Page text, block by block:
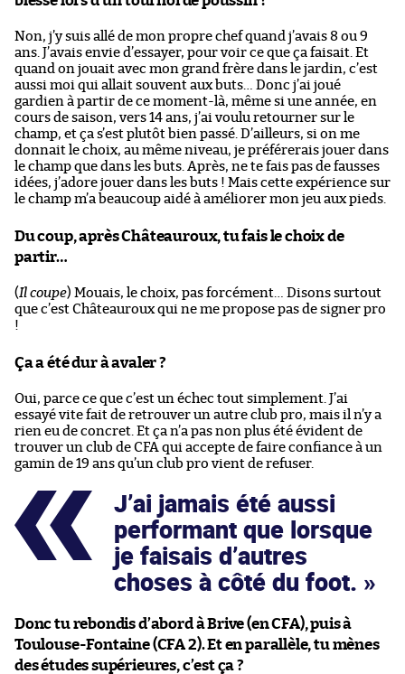
Non, j’y suis allé de mon propre chef quand j’avais 8 ou 9
ans. J’avais envie d’essayer, pour voir ce que ça faisait. Et
quand on jouait avec mon grand frère dans le jardin, c’est
aussi moi qui allait souvent aux buts… Donc j’ai joué
gardien à partir de ce moment-là, même si une année, en
cours de saison, vers 14 ans, j’ai voulu retourner sur le
champ, et ça s’est plutôt bien passé. D’ailleurs, si on me
donnait le choix, au même niveau, je préférerais jouer dans
le champ que dans les buts. Après, ne te fais pas de fausses
idées, j’adore jouer dans les buts ! Mais cette expérience sur
le champ m’a beaucoup aidé à améliorer mon jeu aux pieds.
Du coup, après Châteauroux, tu fais le choix de
partir…
( Il coupe) Mouais, le choix, pas forcément… Disons surtout
que c’est Châteauroux qui ne me propose pas de signer pro
!
Ça a été dur à avaler ?
Oui, parce ce que c’est un échec tout simplement. J’ai
essayé vite fait de retrouver un autre club pro, mais il n’y a
rien eu de concret. Et ça n’a pas non plus été évident de
trouver un club de CFA qui accepte de faire confiance à un
gamin de 19 ans qu’un club pro vient de refuser.
J’ai jamais été aussi
performant que lorsque
je faisais d’autres
choses à côté du foot.
Donc tu rebondis d’abord à Brive (en CFA), puis à
Toulouse-Fontaine (CFA 2). Et en parallèle, tu mènes
des études supérieures, c’est ça ?